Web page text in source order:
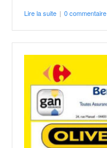
Lire la suite | 0 commentaire